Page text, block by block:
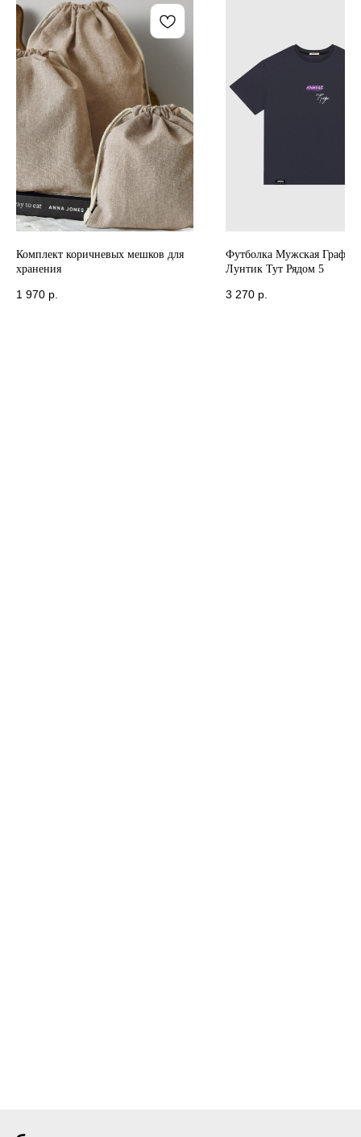
Комплект коричневых мешков для
хранения
1 970 р.
Футболка Мужская
Лунтик Тут Рядом 5
3 270 р.